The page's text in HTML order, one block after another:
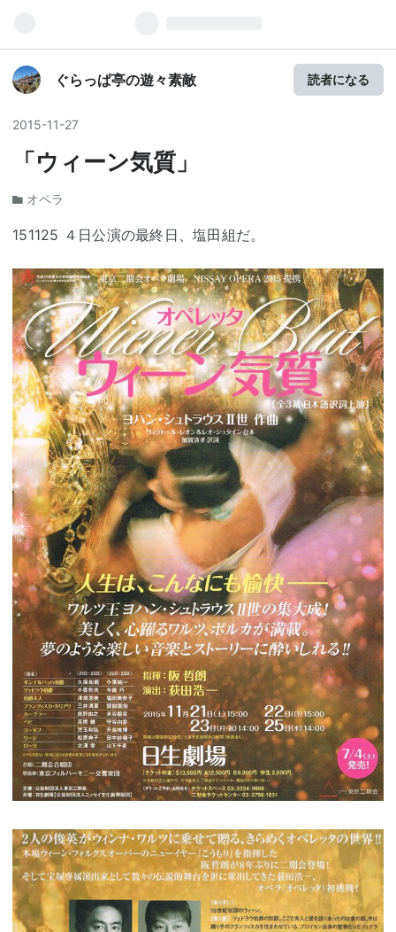
ぐらっぱ亭の遊々素敵 読者になる
2015-11-27
「ウィーン気質」
オペラ
151125 ４日公演の最終日、塩田組だ。